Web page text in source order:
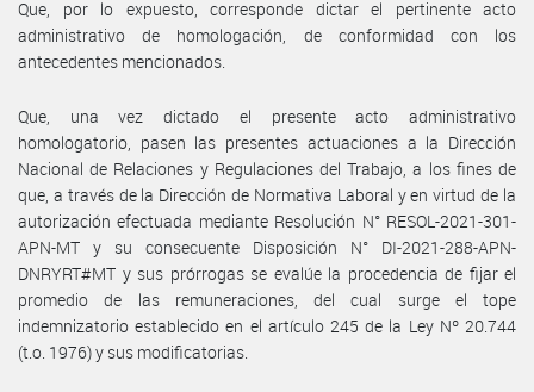
Que, por lo expuesto, corresponde dictar el pertinente acto
administrativo de homologación, de conformidad con los
antecedentes mencionados.
Que, una vez dictado el presente acto administrativo
homologatorio, pasen las presentes actuaciones a la Dirección
Nacional de Relaciones y Regulaciones del Trabajo, a los fines de
que, a través de la Dirección de Normativa Laboral y en virtud de la
autorización efectuada mediante Resolución N° RESOL-2021-301-
APN-MT y su consecuente Disposición N° DI-2021-288-APN-
DNRYRT#MT y sus prórrogas se evalúe la procedencia de fijar el
promedio de las remuneraciones, del cual surge el tope
indemnizatorio establecido en el artículo 245 de la Ley Nº 20.744
(t.o. 1976) y sus modificatorias.